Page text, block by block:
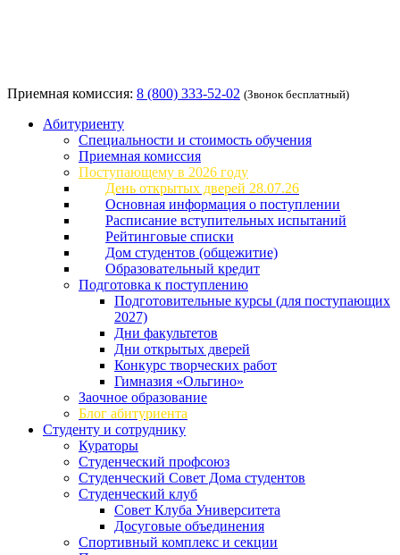
Приемная комиссия: 8 (800) 333-52-02 (Звонок бесплатный)
Абитуриенту
Специальности и стоимость обучения
Приемная комиссия
Поступающему в 2026 году
День открытых дверей 28.07.26
Основная информация о поступлении
Расписание вступительных испытаний
Рейтинговые списки
Дом студентов (общежитие)
Образовательный кредит
Подготовка к поступлению
Подготовительные курсы (для поступающих
2027)
Дни факультетов
Дни открытых дверей
Конкурс творческих работ
Гимназия «Ольгино»
Заочное образование
Блог абитуриента
Студенту и сотруднику
Кураторы
Студенческий профсоюз
Студенческий Совет Дома студентов
Студенческий клуб
Совет Клуба Университета
Досуговые объединения
Спортивный комплекс и секции